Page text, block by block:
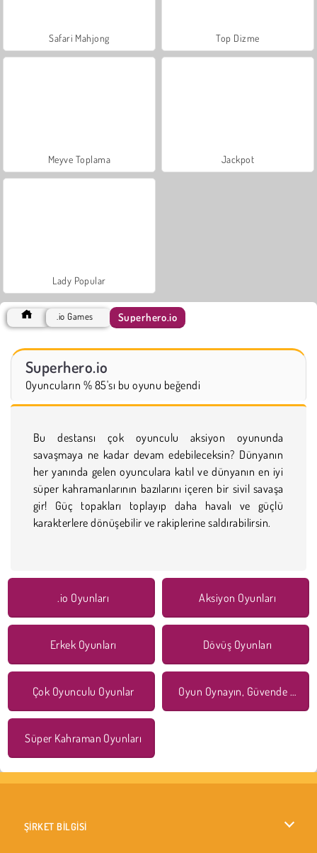
Safari Mahjong Top Dizme
Meyve Toplama Jackpot
Lady Popular
.io Games Superhero.io
Superhero.io
Oyuncuların % 85'sı bu oyunu beğendi
Bu destansı çok oyunculu aksiyon oyununda
savaşmaya ne kadar devam edebileceksin? Dünyanın
her yanında gelen oyunculara katıl ve dünyanın en iyi
süper kahramanlarının bazılarını içeren bir sivil savaşa
gir! Güç topakları toplayıp daha havalı ve güçlü
karakterlere dönüşebilir ve rakiplerine saldırabilirsin.
.io Oyunları Aksiyon Oyunları
Erkek Oyunları Dövüş Oyunları
Çok Oyunculu Oyunlar Oyun Oynayın, Güvende Kalın!
Süper Kahraman Oyunları
ŞİRKET BİLGİSİ